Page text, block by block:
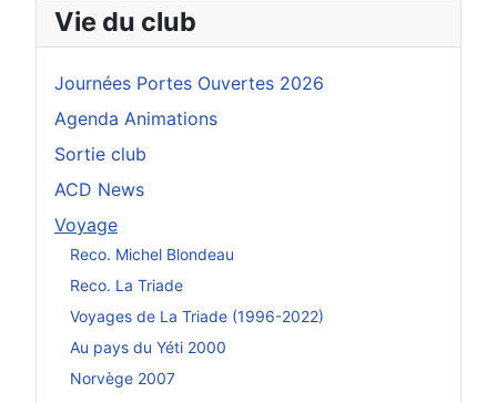
Vie du club
Journées Portes Ouvertes 2026
Agenda Animations
Sortie club
ACD News
Voyage
Reco. Michel Blondeau
Reco. La Triade
Voyages de La Triade (1996-2022)
Au pays du Yéti 2000
Norvège 2007